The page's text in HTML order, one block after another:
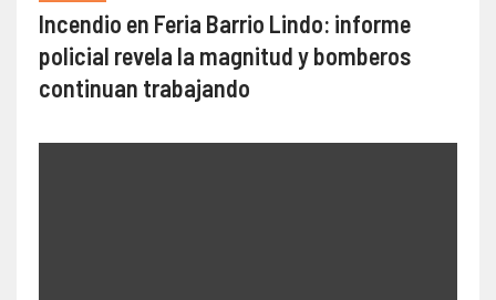
Incendio en Feria Barrio Lindo: informe
policial revela la magnitud y bomberos
continuan trabajando